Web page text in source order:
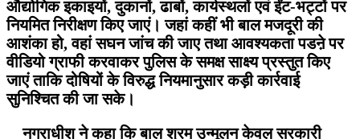
औद्योगिक इकाइयों, दुकानों, ढाबों, कार्यस्थलों एवं ईंट-भट्टों पर
नियमित निरीक्षण किए जाएं। जहां कहीं भी बाल मजदूरी की
आशंका हो, वहां सघन जांच की जाए तथा आवश्यकता पडऩे पर
वीडियो ग्राफी करवाकर पुलिस के समक्ष साक्ष्य प्रस्तुत किए
जाएं ताकि दोषियों के विरुद्ध नियमानुसार कड़ी कार्रवाई
सुनिश्चित की जा सके।
नगराधीश ने कहा कि बाल श्रम उन्मूलन केवल सरकारी